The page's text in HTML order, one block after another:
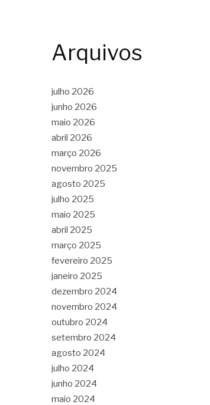
Arquivos
julho 2026
junho 2026
maio 2026
abril 2026
março 2026
novembro 2025
agosto 2025
julho 2025
maio 2025
abril 2025
março 2025
fevereiro 2025
janeiro 2025
dezembro 2024
novembro 2024
outubro 2024
setembro 2024
agosto 2024
julho 2024
junho 2024
maio 2024